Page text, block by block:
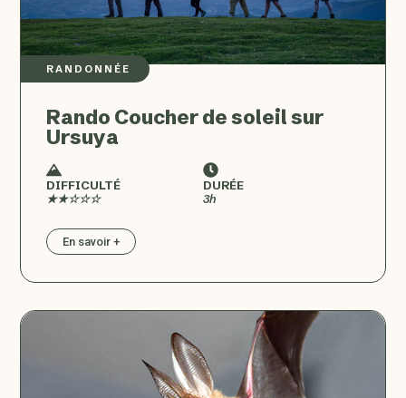
RANDONNÉE
Rando Coucher de soleil sur
Ursuya
DIFFICULTÉ
★★☆☆☆
DURÉE
3h
En savoir +